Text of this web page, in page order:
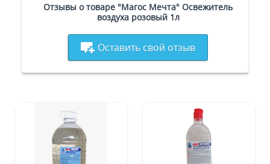
Отзывы о товаре "Магос Мечта" Освежитель
воздуха розовый 1л
Оставить свой отзыв